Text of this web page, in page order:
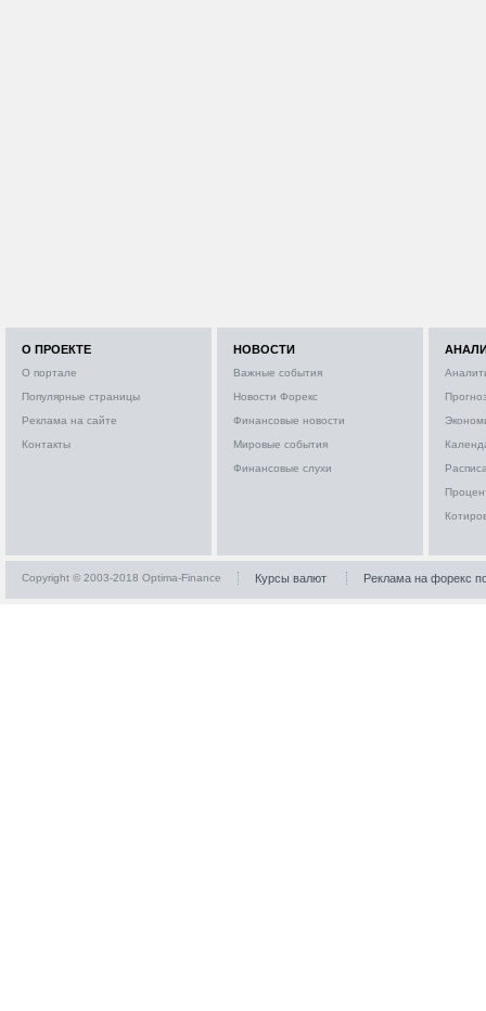
О ПРОЕКТЕ
О портале
Популярные страницы
Реклама на сайте
Контакты
НОВОСТИ
Важные события
Новости Форекс
Финансовые новости
Мировые события
Финансовые слухи
Copyright © 2003-2018 Optima-Finance Курсы валют Реклама на форекс